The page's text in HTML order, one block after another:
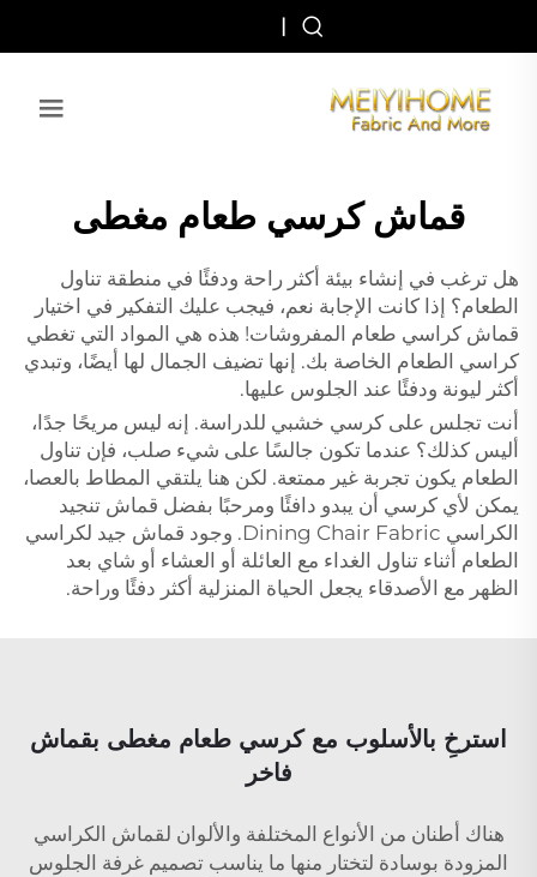
|
قماش كرسي طعام مغطى
هل ترغب في إنشاء بيئة أكثر راحة ودفئًا في منطقة تناول
الطعام؟ إذا كانت الإجابة نعم، فيجب عليك التفكير في اختيار
قماش كراسي طعام المفروشات! هذه هي المواد التي تغطي
كراسي الطعام الخاصة بك. إنها تضيف الجمال لها أيضًا، وتبدي
أكثر ليونة ودفئًا عند الجلوس عليها.
أنت تجلس على كرسي خشبي للدراسة. إنه ليس مريحًا جدًا،
أليس كذلك؟ عندما تكون جالسًا على شيء صلب، فإن تناول
الطعام يكون تجربة غير ممتعة. لكن هنا يلتقي المطاط بالعصا،
يمكن لأي كرسي أن يبدو دافئًا ومرحبًا بفضل قماش تنجيد
الكراسي Dining Chair Fabric. وجود قماش جيد لكراسي
الطعام أثناء تناول الغداء مع العائلة أو العشاء أو شاي بعد
الظهر مع الأصدقاء يجعل الحياة المنزلية أكثر دفئًا وراحة.
استرخِ بالأسلوب مع كرسي طعام مغطى بقماش
فاخر
هناك أطنان من الأنواع المختلفة والألوان لقماش الكراسي
المزودة بوسادة لتختار منها ما يناسب تصميم غرفة الجلوس